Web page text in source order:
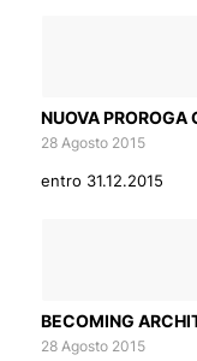
NUOVA
28 Agosto 2015
entro 31.12.2015
BECOMING
28 Agosto 2015